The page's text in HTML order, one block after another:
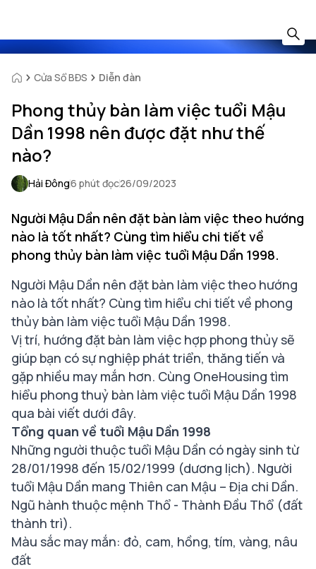
Cửa Sổ BĐS Diễn đàn
Phong thủy bàn làm việc tuổi Mậu
Dần 1998 nên được đặt như thế
nào?
Hải Đông6 phút đọc26/09/2023
Người Mậu Dần nên đặt bàn làm việc theo hướng
nào là tốt nhất? Cùng tìm hiểu chi tiết về
phong thủy bàn làm việc tuổi Mậu Dần 1998.
Người Mậu Dần nên đặt bàn làm việc theo hướng
nào là tốt nhất? Cùng tìm hiểu chi tiết về phong
thủy bàn làm việc tuổi Mậu Dần 1998.
Vị trí, hướng đặt bàn làm việc hợp phong thủy sẽ
giúp bạn có sự nghiệp phát triển, thăng tiến và
gặp nhiều may mắn hơn. Cùng OneHousing tìm
hiểu phong thuỷ bàn làm việc tuổi Mậu Dần 1998
qua bài viết dưới đây.
Tổng quan về tuổi Mậu Dần 1998
Những người thuộc tuổi Mậu Dần có ngày sinh từ
28/01/1998 đến 15/02/1999 (dương lịch). Người
tuổi Mậu Dần mang Thiên can Mậu – Địa chi Dần.
Ngũ hành thuộc mệnh Thổ - Thành Đầu Thổ (đất
thành trì).
Màu sắc may mắn: đỏ, cam, hồng, tím, vàng, nâu
đất